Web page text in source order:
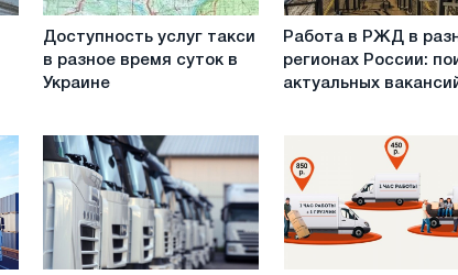
услуг
такси
время
суток
в
Украине
Доступность услуг такси
в разное время суток в
Украине
РЖД
России:
поиск
актуальных
вакансий
Работа в РЖД в
регионах России:
актуальных